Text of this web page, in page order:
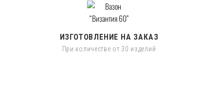
ИЗГОТОВЛЕНИЕ НА ЗАКАЗ
При количестве от 30 изделий